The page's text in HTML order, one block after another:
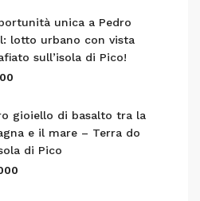
unica a Pedro
lotto urbano con vista
sull’isola di Pico!
gioiello di basalto tra la
e il mare – Terra do
di Pico